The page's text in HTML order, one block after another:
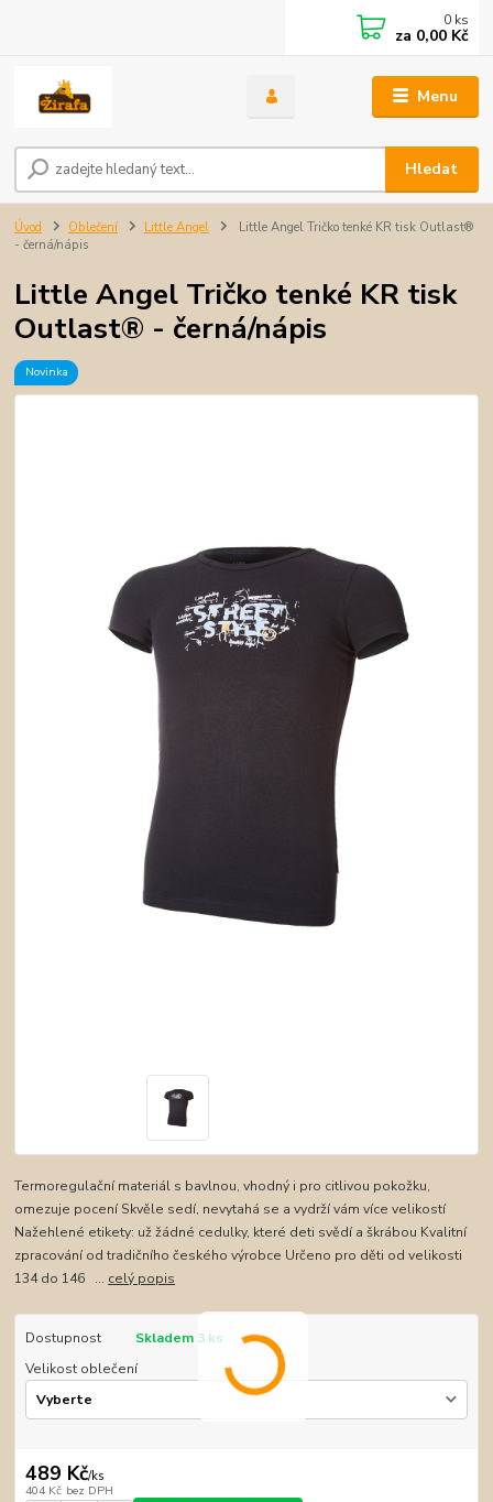
Menu
Hledat
0 ks
za 0,00 Kč
Úvod Oblečení Little Angel
Little Angel Tričko tenké KR tisk Outlast®
- černá/nápis
Little Angel Tričko tenké KR tisk
Outlast® - černá/nápis
Novinka
Termoregulační materiál s bavlnou, vhodný i pro citlivou pokožku,
omezuje pocení Skvěle sedí, nevytahá se a vydrží vám více velikostí
Nažehlené etikety: už žádné cedulky, které deti svědí a škrábou Kvalitní
zpracování od tradičního českého výrobce Určeno pro děti od velikosti
134 do 146 ... celý popis
Dostupnost
Skladem 3 ks
Velikost oblečení
489 Kč/ks
404 Kč bez DPH